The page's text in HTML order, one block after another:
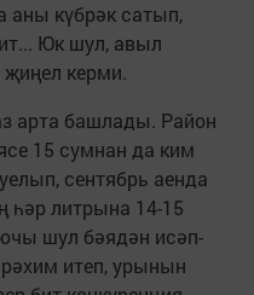
аны күбрәк сатып,
Юк шул, авыл
керми.
арта башлады. Район
15 сумнан да ким
сентябрь аенда
һәр литрына 14-15
шул бәядән исәп-
рәхим итеп, урынын